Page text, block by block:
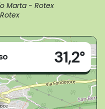
Marta - Rotex
31,2°